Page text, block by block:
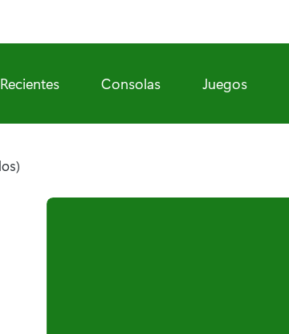
Consolas Juegos